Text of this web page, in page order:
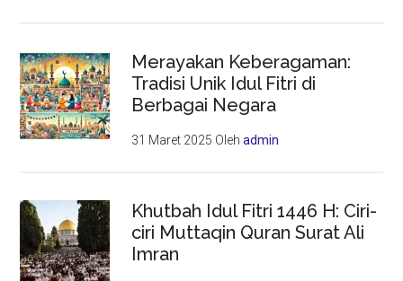
Merayakan Keberagaman:
Tradisi Unik Idul Fitri di
Berbagai Negara
31 Maret 2025 Olehadmin
Khutbah Idul Fitri 1446 H: Ciri-
ciri Muttaqin Quran Surat Ali
Imran